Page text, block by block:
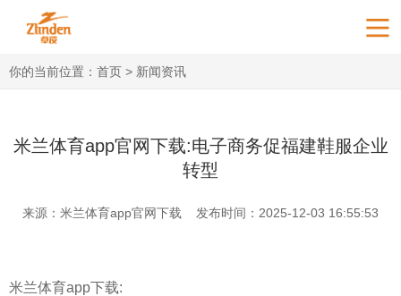
你的当前位置： 首页 > 新闻资讯
米兰体育app官网下载:电子商务促福建鞋服企业
转型
来源： 米兰体育app官网下载 发布时间：2025-12-03 16:55:53
米兰体育app下载: